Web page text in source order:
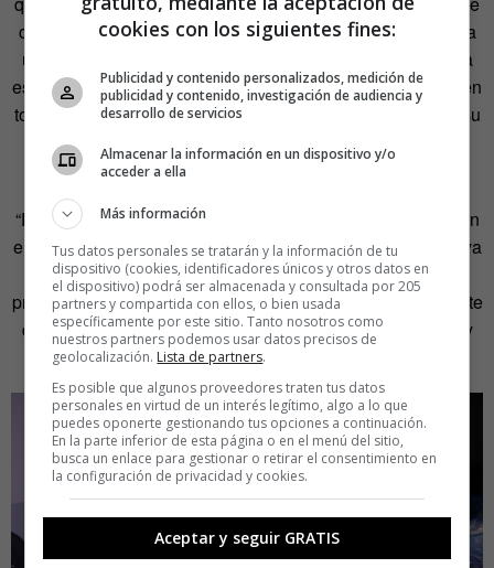
cada alemán, 5.000 litros diarios, casi el doble de lo que la
universidad Politécnica de Madrid calculó que gasta cada
español. Otro similar es la energía gris, es decir, la usada en
todas las fases del ciclo de un producto y servicio, desde su
concepción hasta su reciclaje pasando por la costosa
extracción de las materias primas.
“El tercero”, dice Fellmer, “es más humano”. “Crees que con
el dinero se puede vivir más independiente de los demás ya
que puedes pagar desde una mudanza hasta una
prostituta”, explica, “pero en realidad estás muy dependiente
de toda la gente opera en la creación de esos productos y
ya no socializas con los humanos de tu entorno”.
cookies con los siguientes fines:
Publicidad y contenido personalizados, medición de
publicidad y contenido, investigación de audiencia y
desarrollo de servicios
Almacenar la información en un dispositivo y/o
acceder a ella
Más información
Tus datos personales se tratarán y la información de tu
dispositivo (cookies, identificadores únicos y otros datos en
el dispositivo) podrá ser almacenada y consultada por 205
partners y compartida con ellos, o bien usada
específicamente por este sitio. Tanto nosotros como
nuestros partners podemos usar datos precisos de
geolocalización. Lista de partners.
Es posible que algunos proveedores traten tus datos
personales en virtud de un interés legítimo, algo a lo que
puedes oponerte gestionando tus opciones a continuación.
En la parte inferior de esta página o en el menú del sitio,
busca un enlace para gestionar o retirar el consentimiento en
la configuración de privacidad y cookies.
Aceptar y seguir GRATIS